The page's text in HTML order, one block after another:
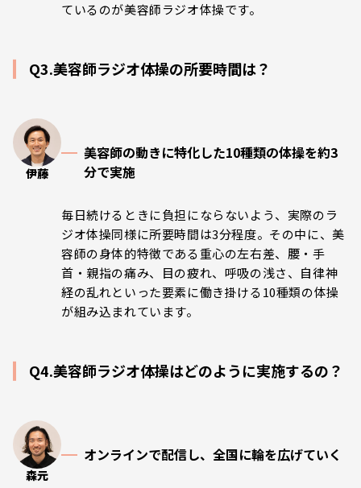
ているのが美容師ラジオ体操です。
Q3.美容師ラジオ体操の所要時間は？
伊藤
美容師の動きに特化した10種類の体操を約3
分で実施
毎日続けるときに負担にならないよう、実際のラ
ジオ体操同様に所要時間は3分程度。その中に、美
容師の身体的特徴である重心の左右差、腰・手
首・親指の痛み、目の疲れ、呼吸の浅さ、自律神
経の乱れといった要素に働き掛ける10種類の体操
が組み込まれています。
Q4.美容師ラジオ体操はどのように実施するの？
森元
オンラインで配信し、全国に輪を広げていく